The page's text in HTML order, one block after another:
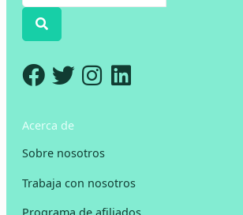
Acerca de
Sobre nosotros
Trabaja con nosotros